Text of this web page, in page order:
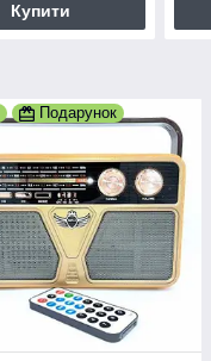
Купити
Подарунок